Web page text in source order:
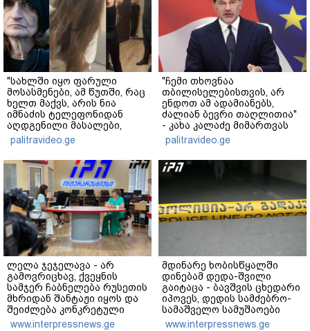
"სახლში იყო ფარული
მოსასმენები, ამ წუთში, რაც
ხელთ მაქვს, არის ნია
იმნაძის ტელეფონიდან
აღდგენილი მასალები,
არის ანძები, დეტალურები"
- ეკა კუპატაძე
palitravideo.ge
"ჩემი თხოვნაა
თბილისელებისთვის, არ
ენდოთ ამ ადამიანებს,
ძალიან ბევრი თაღლითია"
- კახა კალაძე მიმართვას
ავრცელებს
palitravideo.ge
ლელა ჯეჯელავა - არ
გამოვრიცხავ, ქვეყნის
სამჯერ ჩაბნელება რუსეთის
მხრიდან შანტაჟი იყოს და
შეიძლება კონკრეტული
პოლიტიკური მოთხოვნების
www.interpressnews.ge
მდინარე ხობისწყალში
დინებამ დედა-შვილი
გაიტაცა - ბავშვის ცხედარი
იპოვეს, დედის სამძებრო-
სამაშველო სამუშაოები
მიმდინარეობს
www.interpressnews.ge